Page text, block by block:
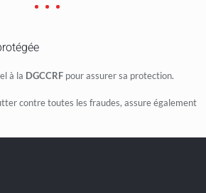
à la DGCCRF pour assurer sa protection.
contre toutes les fraudes, assure également